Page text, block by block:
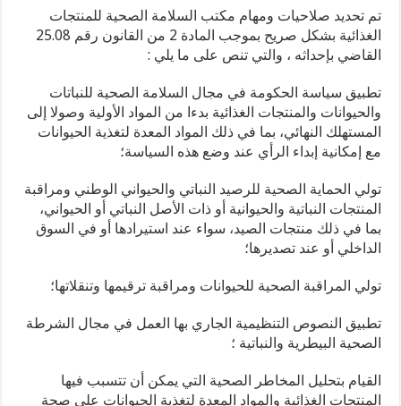
تم تحديد صلاحيات ومهام مكتب السلامة الصحية للمنتجات
الغذائية بشكل صريح بموجب المادة 2 من القانون رقم 25.08
القاضي بإحداثه ، والتي تنص على ما يلي :
تطبيق سياسة الحكومة في مجال السلامة الصحية للنباتات
والحيوانات والمنتجات الغذائية بدءا من المواد الأولية وصولا إلى
المستهلك النهائي، بما في ذلك المواد المعدة لتغذية الحيوانات
مع إمكانية إبداء الرأي عند وضع هذه السياسة؛
تولي الحماية الصحية للرصيد النباتي والحيواني الوطني ومراقبة
المنتجات النباتية والحيوانية أو ذات الأصل النباتي أو الحيواني،
بما في ذلك منتجات الصيد، سواء عند استيرادها أو في السوق
الداخلي أو عند تصديرها؛
تولي المراقبة الصحية للحيوانات ومراقبة ترقيمها وتنقلاتها؛
تطبيق النصوص التنظيمية الجاري بها العمل في مجال الشرطة
الصحية البيطرية والنباتية ؛
القيام بتحليل المخاطر الصحية التي يمكن أن تتسبب فيها
المنتجات الغذائية والمواد المعدة لتغذية الحيوانات على صحة